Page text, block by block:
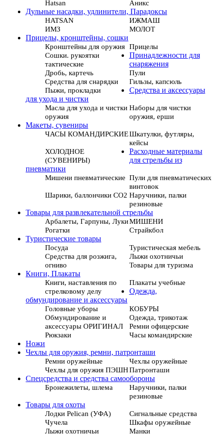
Hatsan
Аникс
Дульные насадки, удлинители, Парадоксы
HATSAN
ИЖМАШ
ИМЗ
МОЛОТ
Прицелы, кронштейны, сошки
Кронштейны для оружия Прицелы
Сошки. рукоятки
тактические
Принадлежности для
снаряжения
Дробь, картечь
Пули
Средства для снарядки
Гильзы, капсюль
Пыжи, прокладки
Средства и аксессуары
для ухода и чистки
Масла для ухода и чистки
оружия
Наборы для чистки
оружия, ерши
Макеты, сувениры
ЧАСЫ КОМАНДИРСКИЕШкатулки, футляры,
кейсы
ХОЛОДНОЕ
(СУВЕНИРЫ)
Расходные материалы
для стрельбы из
пневматики
Мишени пневматические Пули для пневматических
винтовок
Шарики, баллончики СО2 Наручники, палки
резиновые
Товары для развлекательной стрельбы
Арбалеты, Гарпуны, ЛукиМИШЕНИ
Рогатки
Страйкбол
Туристические товары
Посуда
Туристическая мебель
Средства для розжига,
огниво
Лыжи охотничьи
Товары для туризма
Книги, Плакаты
Книги, наставления по
стрелковому делу
Плакаты учебные
Одежда,
обмундирование и аксессуары
Головные уборы
КОБУРЫ
Обмундирование и
аксессуары ОРИГИНАЛ
Одежда, трикотаж
Ремни офицерские
Рюкзаки
Часы командирские
Ножи
Чехлы для оружия, ремни, патронташи
Ремни оружейные
Чехлы оружейные
Чехлы для оружия ПЭШНПатронташи
Спецсредства и средства самообороны
Бронежилеты, шлема
Наручники, палки
резиновые
Товары для охоты
Лодки Pelican (УФА)
Сигнальные средства
Чучела
Шкафы оружейные
Лыжи охотничьи
Манки